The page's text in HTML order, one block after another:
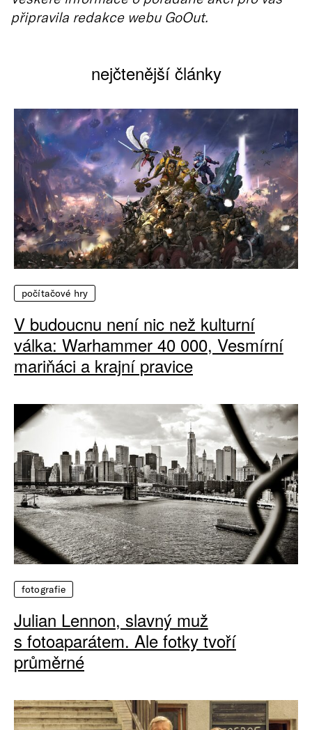
připravila redakce webu GoOut.
nejčtenější články
počítačové hry
V budoucnu není nic než kulturní
válka: Warhammer 40 000, Vesmírní
mariňáci a krajní pravice
fotografie
Julian Lennon, slavný muž
s fotoaparátem. Ale fotky tvoří
průměrné